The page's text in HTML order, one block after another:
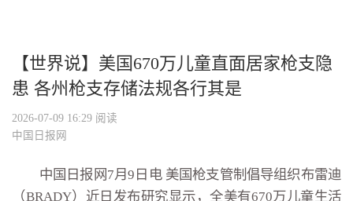
【世界说】美国670万儿童直面居家枪支隐
患 各州枪支存储法规各行其是
2026-07-09 16:29 阅读
中国日报网
中国日报网7月9日电 美国枪支管制倡导组织布雷迪
（BRADY）近日发布研究显示，全美有670万儿童生活